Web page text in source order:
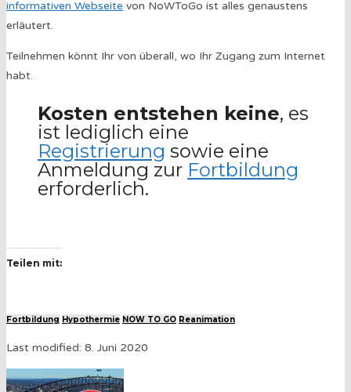
informativen Webseite von NoWToGo ist alles genaustens
erläutert.
Teilnehmen könnt Ihr von überall, wo Ihr Zugang zum Internet
habt.
Kosten entstehen keine, es
ist lediglich eine
Registrierung sowie eine
Anmeldung zur Fortbildung
erforderlich.
Teilen mit:
Fortbildung Hypothermie NOW TO GO Reanimation
Last modified: 8. Juni 2020